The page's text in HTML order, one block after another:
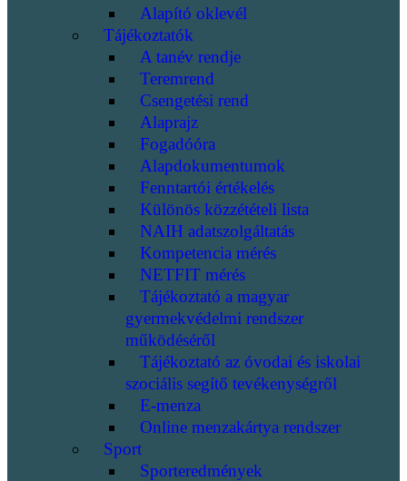
Alapító oklevél
Tájékoztatók
A tanév rendje
Teremrend
Csengetési rend
Alaprajz
Fogadóóra
Alapdokumentumok
Fenntartói értékelés
Különös közzétételi lista
NAIH adatszolgáltatás
Kompetencia mérés
NETFIT mérés
Tájékoztató a magyar
gyermekvédelmi rendszer
működéséről
Tájékoztató az óvodai és iskolai
szociális segítő tevékenységről
E-menza
Online menzakártya rendszer
Sport
Sporteredmények